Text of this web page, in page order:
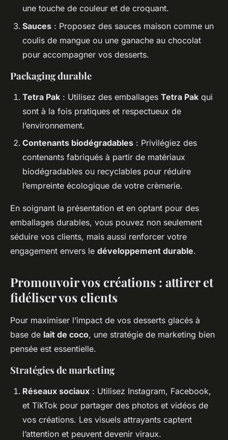
une touche de couleur et de croquant.
Sauces : Proposez des sauces maison comme un
coulis de mangue ou une ganache au chocolat
pour accompagner vos desserts.
Packaging durable
Tetra Pak : Utilisez des emballages Tetra Pak qui
sont à la fois pratiques et respectueux de
l’environnement.
Contenants biodégradables : Privilégiez des
contenants fabriqués à partir de matériaux
biodégradables ou recyclables pour réduire
l’empreinte écologique de votre crèmerie.
En soignant la présentation et en optant pour des
emballages durables, vous pouvez non seulement
séduire vos clients, mais aussi renforcer votre
engagement envers le développement durable.
Promouvoir vos créations : attirer et
fidéliser vos clients
Pour maximiser l’impact de vos desserts glacés à
base de lait de coco, une stratégie de marketing bien
pensée est essentielle.
Stratégies de marketing
Réseaux sociaux : Utilisez Instagram, Facebook,
et TikTok pour partager des photos et vidéos de
vos créations. Les visuels attrayants captent
l’attention et peuvent devenir viraux.